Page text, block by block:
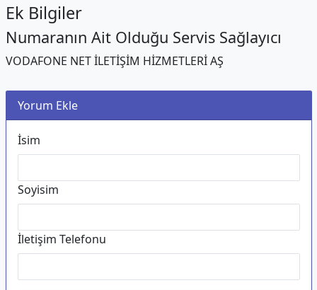
Ek Bilgiler
Numaranın Ait Olduğu Servis Sağlayıcı
VODAFONE NET İLETİŞİM HİZMETLERİ AŞ
Yorum Ekle
İsim
Soyisim
İletişim Telefonu